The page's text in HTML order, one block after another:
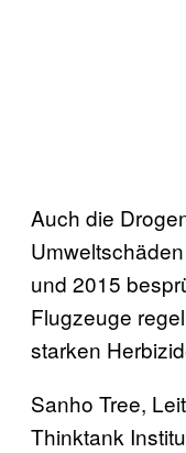
Auch die
und 2015
Flugzeuge
starken
Sanho Tree,
Thinktank